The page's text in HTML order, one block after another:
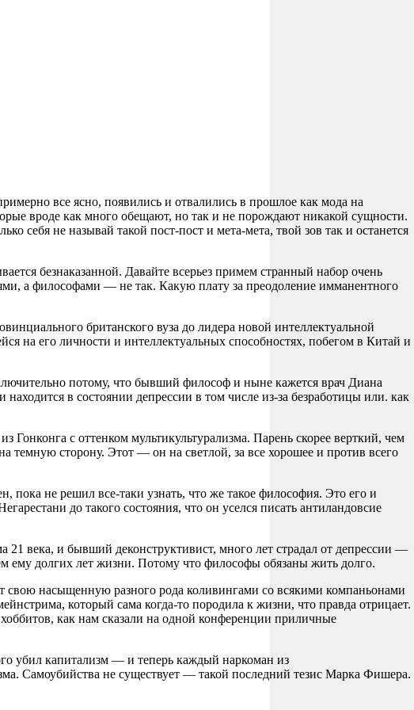
все ясно, появились и отвалились в прошлое как мода на
вроде как много обещают, но так и не порождают никакой сущности.
себя не называй такой пост-пост и мета-мета, твой зов так и останется
безнаказанной. Давайте всерьез примем странный набор очень
а философами — не так. Какую плату за преодоление имманентного
британского вуза до лидера новой интеллектуальной
на его личности и интеллектуальных способностях, побегом в Китай и
потому, что бывший философ и ныне кажется врач Диана
в состоянии депрессии в том числе из-за безработицы или. как
с оттенком мультикультурализма. Парень скорее верткий, чем
сторону. Этот — он на светлой, за все хорошее и против всего
пока не решил все-таки узнать, что же такое философия. Это его и
до такого состояния, что он уселся писать антиландовсие
века, и бывший деконструктивист, много лет страдал от депрессии —
ему долгих лет жизни. Потому что философы обязаны жить долго.
свою насыщенную разного рода коливингами со всякими компаньонами
который сама когда-то породила к жизни, что правда отрицает.
как нам сказали на одной конференции приличные
убил капитализм — и теперь каждый наркоман из
Самоубийства не существует — такой последний тезис Марка Фишера.